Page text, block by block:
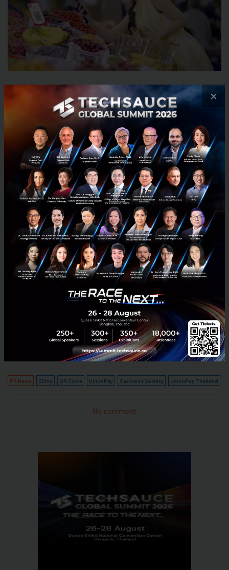
สำหรับใครที่กำลังวางแผนเดินทางไปเที่ยวจีน ยูเนี่ยนเพย์
ได้จับมือกับธนาคารกรุงไทย ออกบัตรKrungthai Travel
UnionPay Debit Cardซึ่งเป็นบัตรเดบิตที่รองรับการใช้
จ่ายในสกุลเงินบาทและหยวน คุ้มค่าด้วยอัตราแลกเปลี่ยน
สกุลเงินต่างประเทศที่ดีที่สุด แลกเงินและจัดการบัตรได้
สะดวกตลอด 24 ชั่วโมงผ่านแอปพลิเคชัน รวมถึงสามารถ
ใช้จ่ายเงินได้ที่เครือข่ายจุดชำระเงินของยูเนี่ยนเพย์ทั่ว
ประเทศจีนกว่า 26 ล้านจุด และถอนเงินสดสกุลหยวนได้ที่
เอทีเอ็มกว่า 9 แสนจุด
นอกจากนี้ ผู้ถือบัตรยังสามารถรับสิทธิประโยชน์จากยู
เนี่ยนเพย์ในประเทศไทยอีกมากมาย เช่น ซื้อบัตรชมภาพ
ยนตร์ในเครือเมเจอร์ ซีนีเพล็กซ์ราคา88บาท ทุกเรื่อง
ทุกรอบ หรือ คูปองเงินสดมูลค่า
บาท เมื่อซื้อ
บาทขึ้นไปต่อเซลสลิป ที่Gourmet Market,
Home Fresh Mart, Villa Market, Foodland
และCentral
โดยสามารถติดตามรายละเอียด เพิ่มเติมได้ที่
Facebook: UnionPayThailand
PR News China QR Code UnionPay Cashless Society UnionPay Thailand
No comment
×